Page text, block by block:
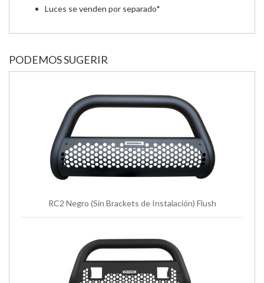
Luces se venden por separado*
PODEMOS SUGERIR
RC2 Negro (Sin Brackets de Instalación) Flush